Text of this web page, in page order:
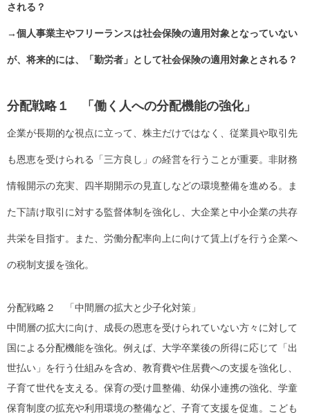
される？
→個人事業主やフリーランスは社会保険の適用対象となっていない
が、将来的には、「勤労者」として社会保険の適用対象とされる？
分配戦略１ 「働く人への分配機能の強化」
企業が長期的な視点に立って、株主だけではなく、従業員や取引先
も恩恵を受けられる「三方良し」の経営を行うことが重要。非財務
情報開示の充実、四半期開示の見直しなどの環境整備を進める。ま
た下請け取引に対する監督体制を強化し、大企業と中小企業の共存
共栄を目指す。 また、労働分配率向上に向けて賃上げを行う企業へ
の税制支援を強化。
分配戦略２ 「中間層の拡大と少子化対策」
中間層の拡大に向け、成長の恩恵を受けられていない方々に対して
国による分配機能を強化。例えば、 大学卒業後の所得に応じて「出
世払い」を行う仕組みを含め、教育費や住居費への支援を強化し、
子育て世代を支える。 保育の受け皿整備、幼保小連携の強化、学童
保育制度の拡充や利用環境の整備など、子育て支援を促進。こども